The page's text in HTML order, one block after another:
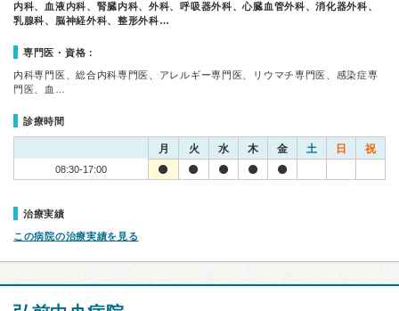
内科、血液内科、腎臓内科、外科、呼吸器外科、心臓血管外科、消化器外科、
乳腺科、脳神経外科、整形外科…
専門医・資格：
内科専門医、総合内科専門医、アレルギー専門医、リウマチ専門医、感染症専
門医、血…
診療時間
月 火 水 木 金 土 日 祝
08:30-17:00
治療実績
この病院の治療実績を見る